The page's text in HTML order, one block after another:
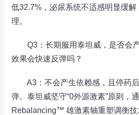
低32.7%，泌尿系统不适感明显缓解
理。
Q3：长期服用泰坦威，是否会
效果会快速反弹吗？
A3：不会产生依赖感，且停药后
弹。泰坦威坚守“0外源激素”原则，
Rebalancing™ 雄激素轴重塑调衡技